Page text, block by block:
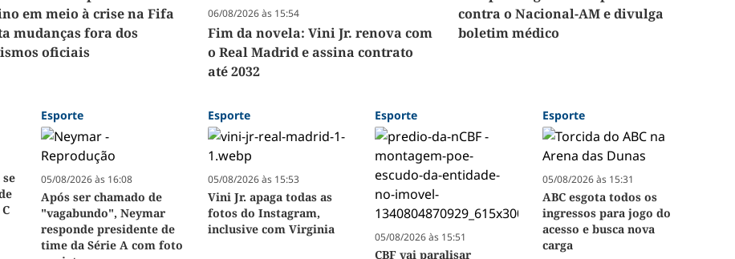
em meio à crise na Fifa
mudanças fora dos
oficiais
06/08/2026 às 15:54
Fim da novela: Vini Jr. renova com
o Real Madrid e assina contrato
até 2032
contra o Nacional-AM e divulga
boletim médico
Esporte
05/08/2026 às 16:08
Após ser chamado de
"vagabundo", Neymar
responde presidente de
time da Série A com foto
Esporte
05/08/2026 às 15:53
Vini Jr. apaga todas as
fotos do Instagram,
inclusive com Virginia
Esporte
05/08/2026 às 15:51
CBF vai paralisar
Esporte
05/08/2026 às 15:31
ABC esgota todos os
ingressos para jogo do
acesso e busca nova
carga